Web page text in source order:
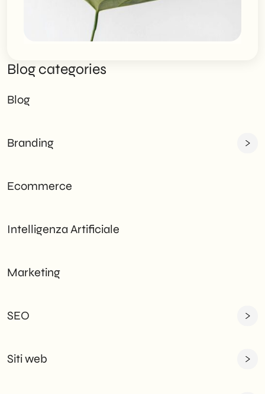
Blog categories
Blog
Branding
Ecommerce
Intelligenza Artificiale
Marketing
SEO
Siti web